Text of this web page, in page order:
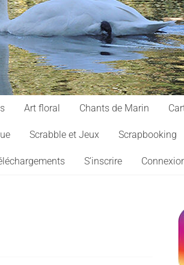
Art floral Chants de Marin
Scrabble et Jeux Scrapbooking
S’inscrire